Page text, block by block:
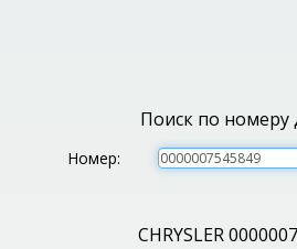
Поиск по номеру
Номер:
CHRYSLER